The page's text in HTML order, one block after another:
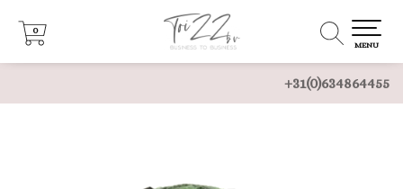
+31(0)634864455
0
0
MENU